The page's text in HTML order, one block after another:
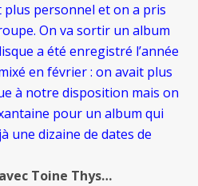
personnel et on a pris
On va sortir un album
a été enregistré l’année
en février : on avait plus
à notre disposition mais on
pour un album qui
une dizaine de dates de
Toine Thys…